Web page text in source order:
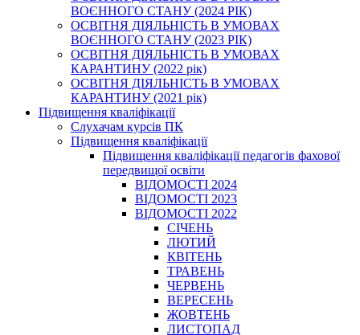
ВОЄННОГО СТАНУ (2024 РІК)
ОСВІТНЯ ДІЯЛЬНІСТЬ В УМОВАХ
ВОЄННОГО СТАНУ (2023 РІК)
ОСВІТНЯ ДІЯЛЬНІСТЬ В УМОВАХ
КАРАНТИНУ (2022 рік)
ОСВІТНЯ ДІЯЛЬНІСТЬ В УМОВАХ
КАРАНТИНУ (2021 рік)
Підвищення кваліфікації
Слухачам курсів ПК
Підвищення кваліфікації
Підвищення кваліфікації педагогів фахової
передвищої освіти
ВІДОМОСТІ 2024
ВІДОМОСТІ 2023
ВІДОМОСТІ 2022
СІЧЕНЬ
ЛЮТИЙ
КВІТЕНЬ
ТРАВЕНЬ
ЧЕРВЕНЬ
ВЕРЕСЕНЬ
ЖОВТЕНЬ
ЛИСТОПАД